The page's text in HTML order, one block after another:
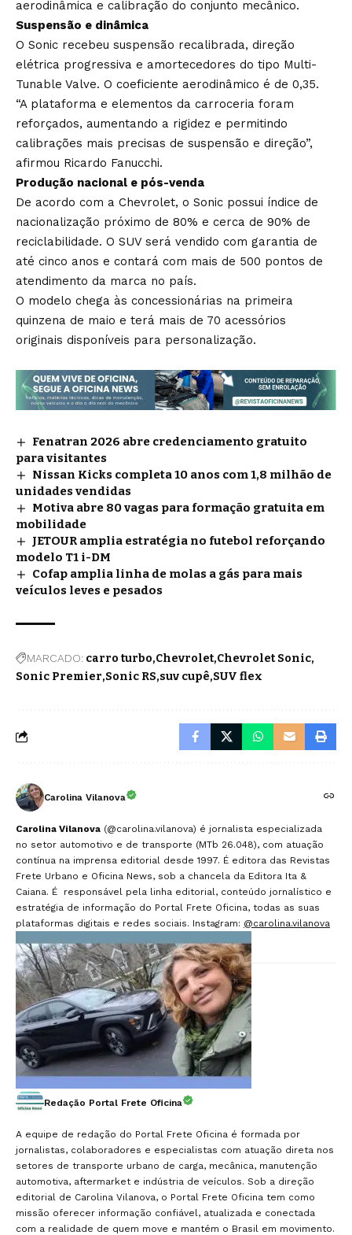
aerodinâmica e calibração do conjunto mecânico.
Suspensão e dinâmica
O Sonic recebeu suspensão recalibrada, direção
elétrica progressiva e amortecedores do tipo Multi-
Tunable Valve. O coeficiente aerodinâmico é de 0,35.
“A plataforma e elementos da carroceria foram
reforçados, aumentando a rigidez e permitindo
calibrações mais precisas de suspensão e direção”,
afirmou Ricardo Fanucchi.
Produção nacional e pós-venda
De acordo com a Chevrolet, o Sonic possui índice de
nacionalização próximo de 80% e cerca de 90% de
reciclabilidade. O SUV será vendido com garantia de
até cinco anos e contará com mais de 500 pontos de
atendimento da marca no país.
O modelo chega às concessionárias na primeira
quinzena de maio e terá mais de 70 acessórios
originais disponíveis para personalização.
Fenatran 2026 abre credenciamento gratuito
para visitantes
Nissan Kicks completa 10 anos com 1,8 milhão de
unidades vendidas
Motiva abre 80 vagas para formação gratuita em
mobilidade
JETOUR amplia estratégia no futebol reforçando
modelo T1 i-DM
Cofap amplia linha de molas a gás para mais
veículos leves e pesados
MARCADO: carro turbo Chevrolet Chevrolet Sonic
Sonic Premier Sonic RS suv cupê SUV flex
Carolina Vilanova
Carolina Vilanova (@carolina.vilanova) é jornalista especializada
no setor automotivo e de transporte (MTb 26.048), com atuação
contínua na imprensa editorial desde 1997. É editora das Revistas
Frete Urbano e Oficina News, sob a chancela da Editora Ita &
Caiana. É responsável pela linha editorial, conteúdo jornalístico e
estratégia de informação do Portal Frete Oficina, todas as suas
plataformas digitais e redes sociais. Instagram: @carolina.vilanova
Redação Portal Frete Oficina
A equipe de redação do Portal Frete Oficina é formada por
jornalistas, colaboradores e especialistas com atuação direta nos
setores de transporte urbano de carga, mecânica, manutenção
automotiva, aftermarket e indústria de veículos. Sob a direção
editorial de Carolina Vilanova, o Portal Frete Oficina tem como
missão oferecer informação confiável, atualizada e conectada
com a realidade de quem move e mantém o Brasil em movimento.